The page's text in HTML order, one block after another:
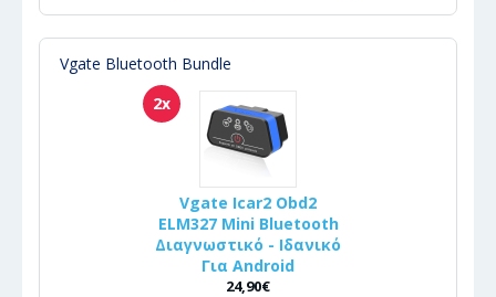
Vgate Bluetooth Bundle
2x
Vgate Icar2 Obd2
ELM327 Mini Bluetooth
Διαγνωστικό - Ιδανικό
Για Android
24,90€